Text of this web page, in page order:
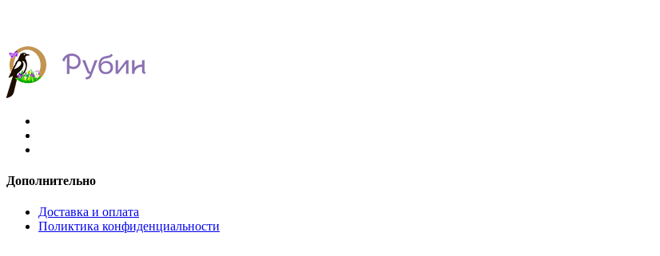
Дополнительно
Доставка и оплата
Поликтика конфиденциальности